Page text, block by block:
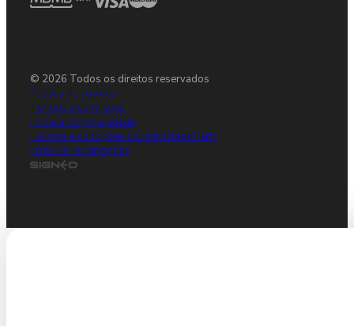
© 2026 Todos os direitos reservados
Política de cookies
Termos e condições
Política de privacidade
Termos e condições Gulden Draak Party
Livro de reclamações